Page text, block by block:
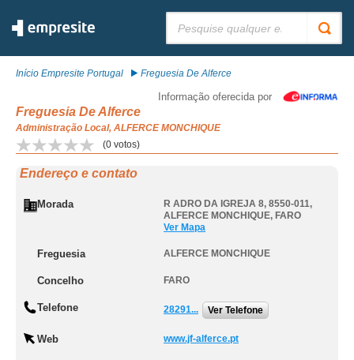
Início Empresite Portugal Freguesia De Alferce
Informação oferecida por
Freguesia De Alferce
Administração Local, ALFERCE MONCHIQUE
(0 votos)
Endereço e contato
Morada R ADRO DA IGREJA 8, 8550-011,
ALFERCE MONCHIQUE, FARO
Ver Mapa
Freguesia ALFERCE MONCHIQUE
Concelho FARO
Telefone 28291... Ver Telefone
Web www.jf-alferce.pt